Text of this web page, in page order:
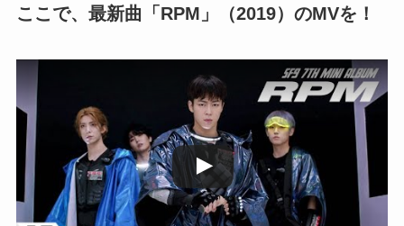
ここで、最新曲「RPM」（2019）のMVを！
この動画を YouTube で視聴